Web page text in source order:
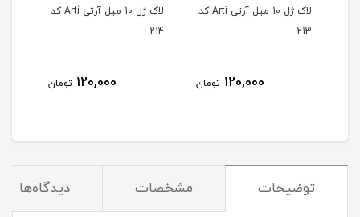
لاک ژل 10 میل آرتی Arti کد
213
120,000 تومان
لاک ژل 10 میل آرتی Arti کد
214
120,000 تومان
توضیحات مشخصات دیدگاه‌ها